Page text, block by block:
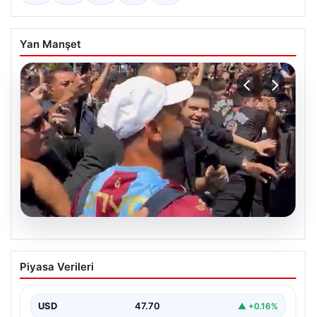
Yan Manşet
05.08.2026
Mohamed Salah’tan Tarihi İlk Üçlü
Başarı
önemli bir dönüm noktasına imza attı. Takımının
hücum…
Piyasa Verileri
USD 47.70 ▲ +0.16%